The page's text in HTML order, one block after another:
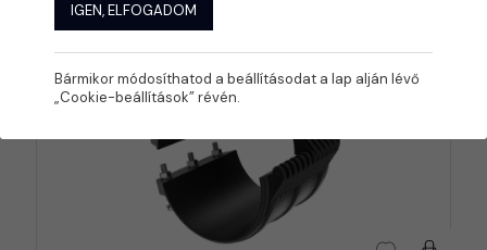
IGEN, ELFOGADOM
Bármikor módosíthatod a beállításodat a lap alján lévő
„Cookie-beállítások” révén.